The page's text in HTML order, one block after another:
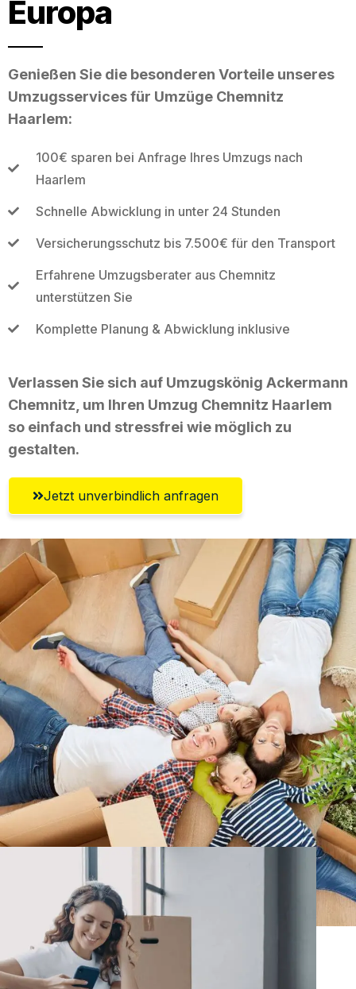
Europa
Genießen Sie die besonderen Vorteile unseres
Umzugsservices für Umzüge Chemnitz
Haarlem:
100€ sparen bei Anfrage Ihres Umzugs nach
Haarlem
Schnelle Abwicklung in unter 24 Stunden
Versicherungsschutz bis 7.500€ für den Transport
Erfahrene Umzugsberater aus Chemnitz
unterstützen Sie
Komplette Planung & Abwicklung inklusive
Verlassen Sie sich auf Umzugskönig Ackermann
Chemnitz, um Ihren Umzug Chemnitz Haarlem
so einfach und stressfrei wie möglich zu
gestalten.
Jetzt unverbindlich anfragen